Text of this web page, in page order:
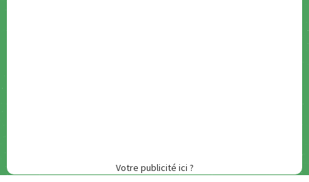
Votre publicité ici ?